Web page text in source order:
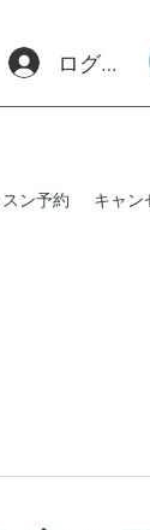
ログイン
ン予約 キャン